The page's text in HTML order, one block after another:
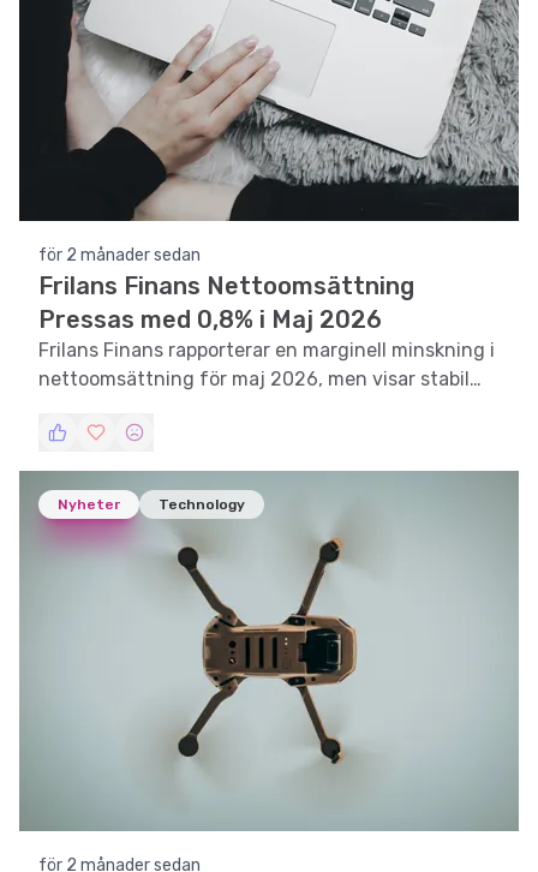
för 2 månader sedan
Frilans Finans Nettoomsättning
Pressas med 0,8% i Maj 2026
Frilans Finans rapporterar en marginell minskning i
nettoomsättning för maj 2026, men visar stabil
Nyheter Technology
för 2 månader sedan